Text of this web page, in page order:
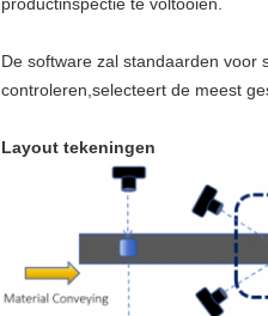
De software zal standaarden voor
controleren,selecteert de meest
Layout tekeningen